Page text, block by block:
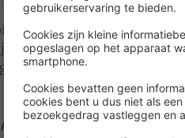
een toelichting op zijn
moeten gaan kijken. “Ten
adviseert een periode mee
zoals marketing en
perspectieven en